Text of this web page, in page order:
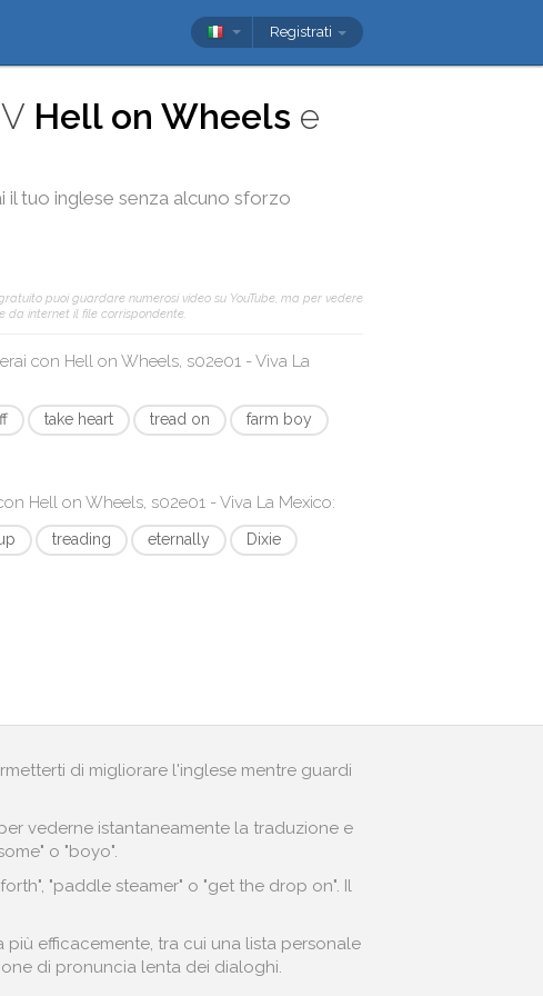
Registrati
Hell on Wheels e
il tuo inglese senza alcuno sforzo
puoi guardare numerosi video su YouTube, ma per vedere
da internet il file corrispondente.
con Hell on Wheels, s02e01 - Viva La
take heart tread on
farm boy
Hell on Wheels, s02e01 - Viva La Mexico:
treading eternally
Dixie
di migliorare l'inglese mentre guardi
vederne istantaneamente la traduzione e
o "boyo".
"paddle steamer" o "get the drop on". Il
efficacemente, tra cui una lista personale
di pronuncia lenta dei dialoghi.